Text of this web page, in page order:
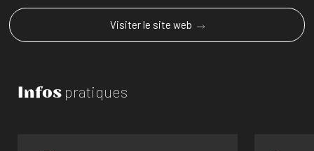
Visiter le site web
Infos pratiques